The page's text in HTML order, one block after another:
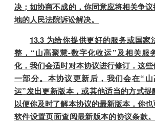
决；如协商不成的，你同意应将相关争
地的人民法院诉讼解决。
13.3 为给你提供更好的服务或国家
整，“山高聚慧-数字化收运”及相关服
化，我们会适时对本协议进行修订，这
一部分。本协议更新后，我们会在“
运”发出更新版本，或其他适当的方式提
以便你及时了解本协议的最新版本，你
软件设置页面查阅最新版本的协议条款